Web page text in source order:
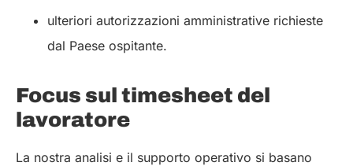
ulteriori autorizzazioni amministrative richieste
dal Paese ospitante.
Focus sul timesheet del
lavoratore
La nostra analisi e il supporto operativo si basano